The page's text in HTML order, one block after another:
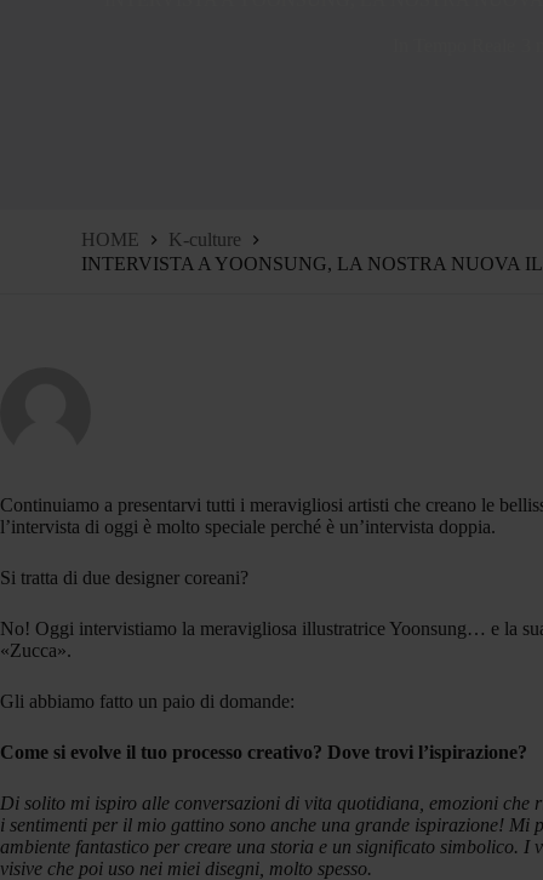
HOME
K-culture
INTERVISTA A YOONSUNG, LA NOSTRA NUOVA
Continuiamo a presentarvi tutti i meravigliosi artisti che creano le
l’intervista di oggi è molto speciale perché è un’intervista doppia.
Si tratta di due designer coreani?
No! Oggi intervistiamo la meravigliosa illustratrice Yoonsung… e la
«Zucca».
Gli abbiamo fatto un paio di domande:
Come si evolve il tuo processo creativo? Dove trovi l’ispirazione?
Di solito mi ispiro alle conversazioni di vita quotidiana, emozioni
i sentimenti per il mio gattino sono anche una grande ispirazione! Mi
ambiente fantastico per creare una storia e un significato simbolico.
visive che poi uso nei miei disegni, molto spesso.